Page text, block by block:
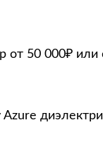
от 50 000₽